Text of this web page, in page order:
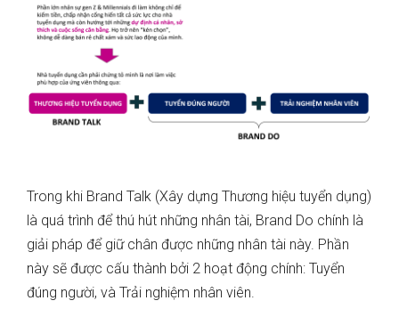
Trong khi Brand Talk (Xây dựng Thương hiệu tuyển dụng)
là quá trình để thú hút những nhân tài, Brand Do chính là
giải pháp để giữ chân được những nhân tài này. Phần
này sẽ được cấu thành bởi 2 hoạt động chính: Tuyển
đúng người, và Trải nghiệm nhân viên.